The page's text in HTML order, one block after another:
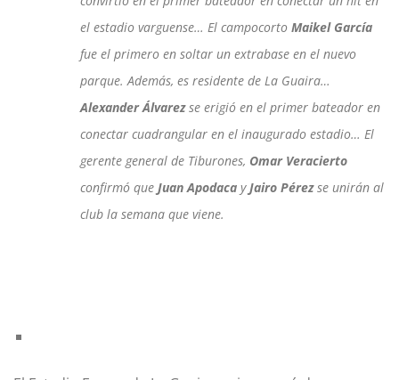
el estadio varguense… El campocorto Maikel García
fue el primero en soltar un extrabase en el nuevo
parque. Además, es residente de La Guaira…
Alexander Álvarezse erigió en el primer bateador en
conectar cuadrangular en el inaugurado estadio… El
gerente general de Tiburones, Omar Veracierto
confirmó que Juan Apodaca y Jairo Pérezse unirán al
club la semana que viene.